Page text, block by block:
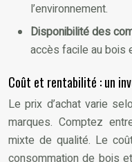
l’environnement.
Disponibilité des
accès facile au bois
Coût et rentabilité : un
Le prix d’achat varie
marques. Comptez
mixte de qualité. Le
consommation de bois